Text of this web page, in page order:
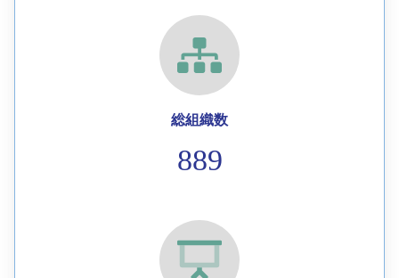
総組織数
889